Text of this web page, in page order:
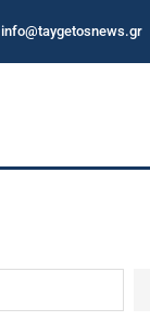
info@taygetosnews.gr